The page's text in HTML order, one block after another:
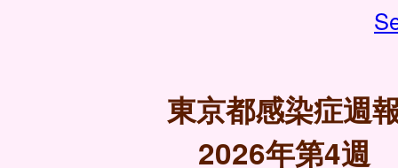
東京都感染症週
2026年第4週